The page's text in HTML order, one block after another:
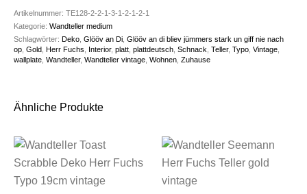
Artikelnummer:TE128-2-2-1-3-1-2-1-2-1
Kategorie:Wandteller medium
Schlagwörter:Deko ,Glööv an Di ,Glööv an di bliev jümmers stark un giff nie nach
op ,Gold ,Herr Fuchs Interior,platt ,plattdeutsch ,Schnack ,Teller,Typo ,Vintage
wallplate ,Wandteller,Wandteller vintage ,Wohnen ,Zuhause
Ähnliche Produkte